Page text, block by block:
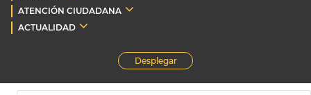
ATENCIÓN CIUDADANA
ACTUALIDAD
Desplegar